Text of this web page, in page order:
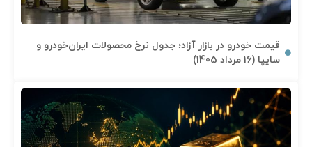
قیمت خودرو در بازار آزاد؛ جدول نرخ محصولات ایران‌خودرو و
سایپا (16 مرداد 1405)